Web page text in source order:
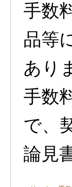
手数
品等
あり
手数
で、
論見